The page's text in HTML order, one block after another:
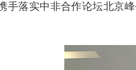
手落实中非合作论坛北京